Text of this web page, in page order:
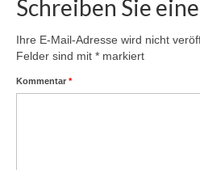
Schreiben Sie
Ihre E-Mail-Adresse wird nicht
Felder sind mit * markiert
Kommentar *